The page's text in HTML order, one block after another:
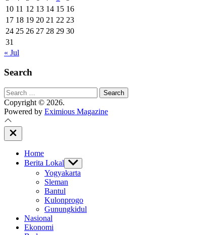
10 11 12 13 14 15 16
17 18 19 20 21 22 23
24 25 26 27 28 29 30
31
« Jul
Search
Search
for:
Copyright © 2026.
Powered by Eximious Magazine
Close
Off
Home
Berita Lokal Show
sub
menu
Yogyakarta
Sleman
Bantul
Kulonprogo
Gunungkidul
Nasional
Ekonomi